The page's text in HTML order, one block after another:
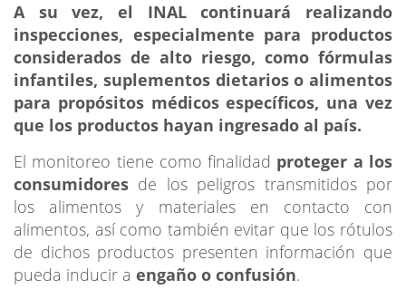
A su vez, el INAL continuará realizando
inspecciones, especialmente para productos
considerados de alto riesgo, como fórmulas
infantiles, suplementos dietarios o alimentos
para propósitos médicos específicos, una vez
que los productos hayan ingresado al país.
El monitoreo tiene como finalidad proteger a los
consumidores de los peligros transmitidos por
los alimentos y materiales en contacto con
alimentos, así como también evitar que los rótulos
de dichos productos presenten información que
pueda inducir a engaño o confusión.